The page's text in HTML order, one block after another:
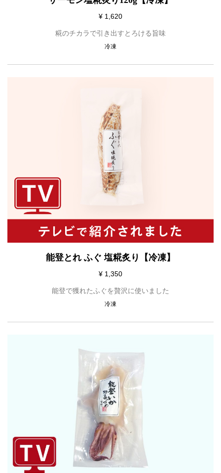
¥ 1,620
糀のチカラで引き出すとろける旨味
冷凍
能登とれ ふぐ 塩糀炙り【冷凍】
¥ 1,350
能登で獲れたふぐを贅沢に使いました
冷凍